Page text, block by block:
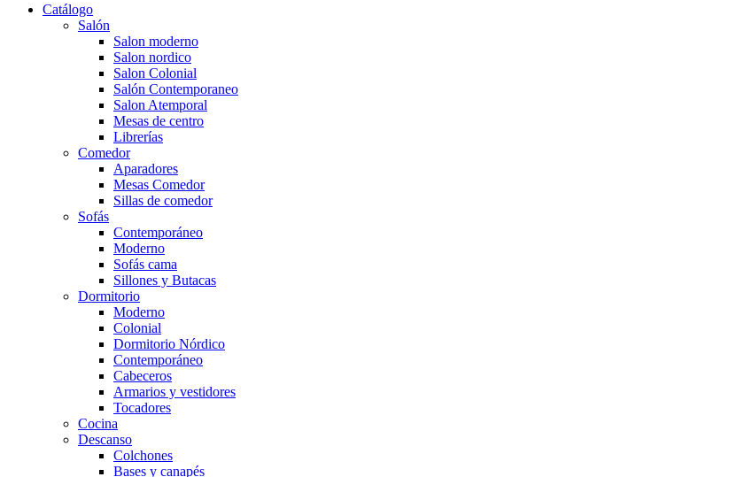
Catálogo
Salón
Salon moderno
Salon nordico
Salon Colonial
Salón Contemporaneo
Salon Atemporal
Mesas de centro
Librerías
Comedor
Aparadores
Mesas Comedor
Sillas de comedor
Sofás
Contemporáneo
Moderno
Sofás cama
Sillones y Butacas
Dormitorio
Moderno
Colonial
Dormitorio Nórdico
Contemporáneo
Cabeceros
Armarios y vestidores
Tocadores
Cocina
Descanso
Colchones
Bases y canapés